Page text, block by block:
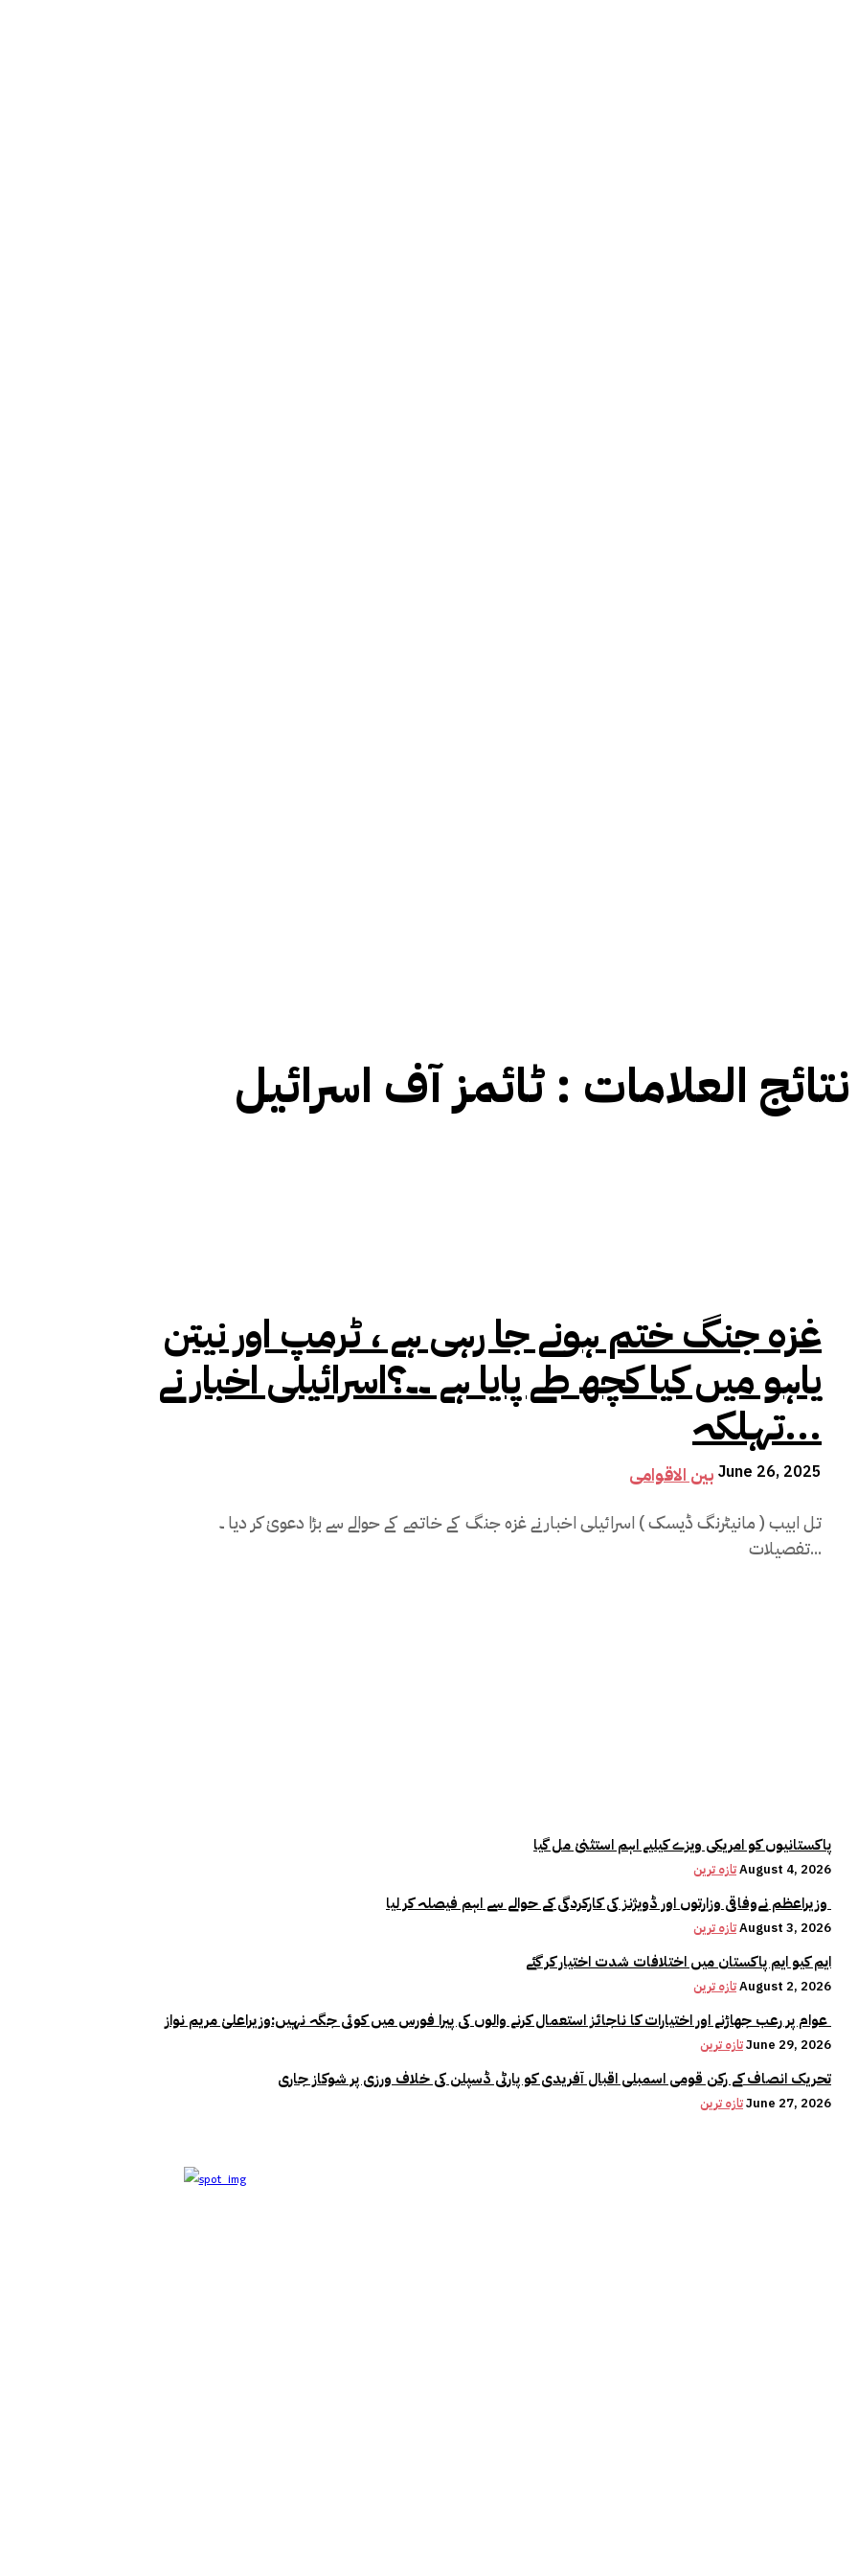
نتائج العلامات :ٹائمز آف اسرائیل
غزہ جنگ ختم ہونے جا رہی ہے ، ٹرمپ اور نیتن
یاہو میں کیا کچھ طے پایا ہے ۔۔؟اسرائیلی اخبار نے
تہلکہ...
بین الاقوامی June 26, 2025
تفصیلات...
پاکستانیوں کو امریکی ویزے کیلیے اہم استثنیٰ مل گیا
تازہ ترینAugust 4, 2026
تازہ ترینAugust 3, 2026
ایم کیو ایم پاکستان میں اختلافات شدت اختیار کر گئے
تازہ ترینAugust 2, 2026
تازہ ترینJune 29, 2026
تحریک انصاف کے رکن قومی اسمبلی اقبال آفریدی کو پارٹی ڈسپلن کی خلاف ورزی پر شوکاز جاری
تازہ ترینJune 27, 2026